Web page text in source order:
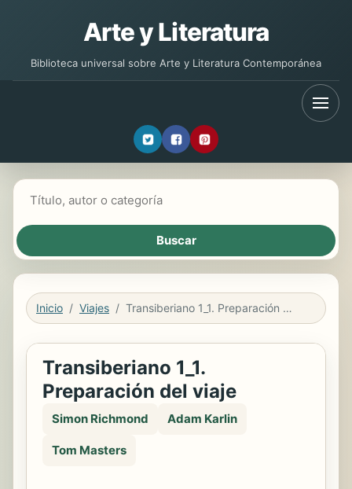
Arte y Literatura
Biblioteca universal sobre Arte y Literatura Contemporánea
Inicio Viajes Transiberiano 1_1. Preparación del viaje
Transiberiano 1_1.
Preparación del viaje
Simon Richmond Adam Karlin
Tom Masters